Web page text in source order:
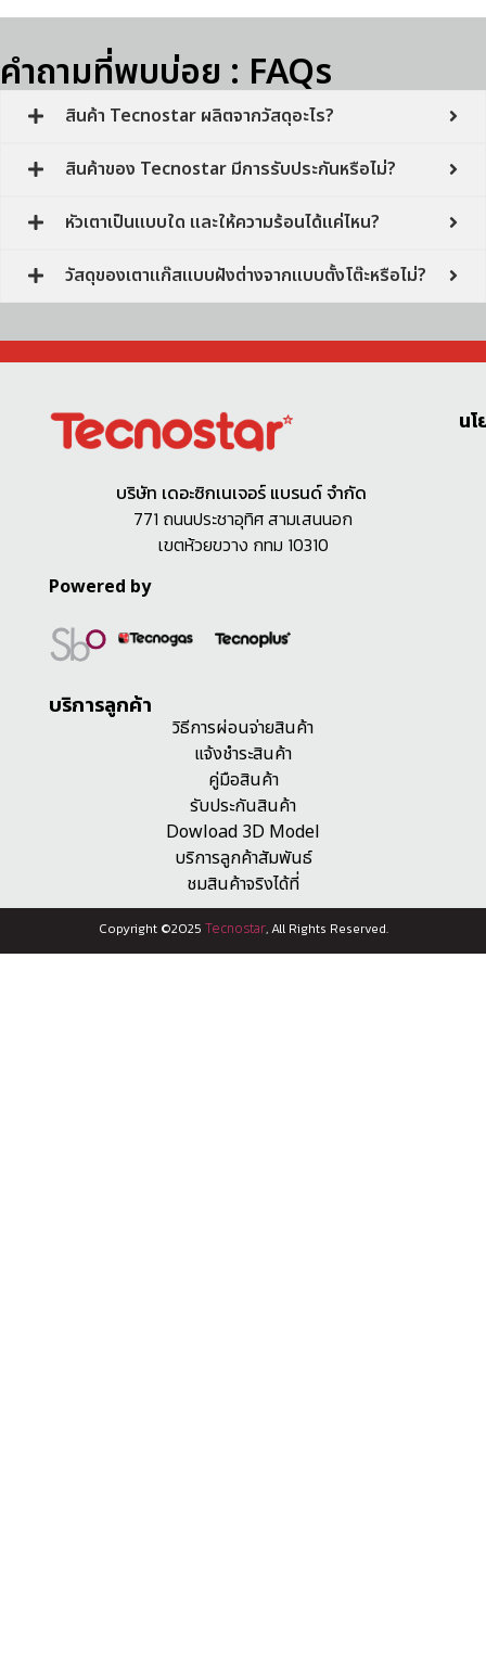
คำถามที่พบบ่อย : FAQs
สินค้า Tecnostar ผลิตจากวัสดุอะไร?
สินค้าของ Tecnostar มีการรับประกันหรือไม่?
หัวเตาเป็นแบบใด และให้ความร้อนได้แค่ไหน?
วัสดุของเตาแก๊สแบบฝังต่างจากแบบตั้งโต๊ะหรือไม่?
บริษัท เดอะซิกเนเจอร์ แบรนด์ จำกัด
771 ถนนประชาอุทิศ สามเสนนอก
เขตห้วยขวาง กทม 10310
Powered by
บริการลูกค้า
วิธีการผ่อนจ่ายสินค้า
แจ้งชำระสินค้า
คู่มือสินค้า
รับประกันสินค้า
Dowload 3D Model
บริการลูกค้าสัมพันธ์
ชมสินค้าจริงได้ที่
น
Copyright ©2025 Tecnostar, All Rights Reserved.